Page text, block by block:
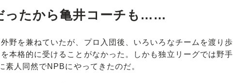
ったから亀井コーチも……
野を兼ねていたが、プロ入団後、いろいろなチームを渡り歩
本格的に受けることがなかった。しかも独立リーグでは野手
素人同然でNPBにやってきたのだ。